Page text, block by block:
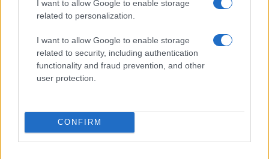
I want to allow Google to enable storage
related to personalization.
I want to allow Google to enable storage
related to security, including authentication
functionality and fraud prevention, and other
user protection.
CONFIRM
Smartband o smartwatch: come scegliere il fitness
tracker giusto
FITNESS